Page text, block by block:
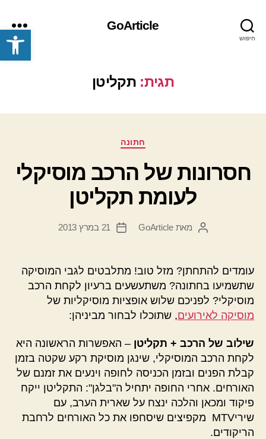
פתח סרגל נגישות חיפוש
GoArticle
תפריט
תגית: תקליטן
קטגוריותחתונה
חסרונות של הרכב מוסיקלי
לעומת תקליטן
המחבר
מאתGoArticle
תאריך
21 במרץ 2013
עומדים להתחתן? מזל טוב! מתלבטים לגבי המוסיקה
שתשמיעו בחתונה? משתעשעים ברעיון לקחת הרכב
מוסיקלי? לפניכם שלוש אופציות מוסיקליות של
מוסיקה לאירועים, שתוכלו לבחור מביניהן:
שילוב של הרכב + תקליטן – האפשרות הראשונה היא
לקחת הרכב המוסיקלי, שינגן מוסיקת רקע שקטה בזמן
קבלת הפנים ובזמן הכניסה לחופה וינעים את זמנם של
האורחים. אחרי החופה יתחיל ה"בלגן": התקליטן ייקח
פיקוד ומכאן והלכה ינצח על שארית הערב, עם
שיריMTV מקפיצים שיסחפו את כל האורחים לרחבת
הריקודים.